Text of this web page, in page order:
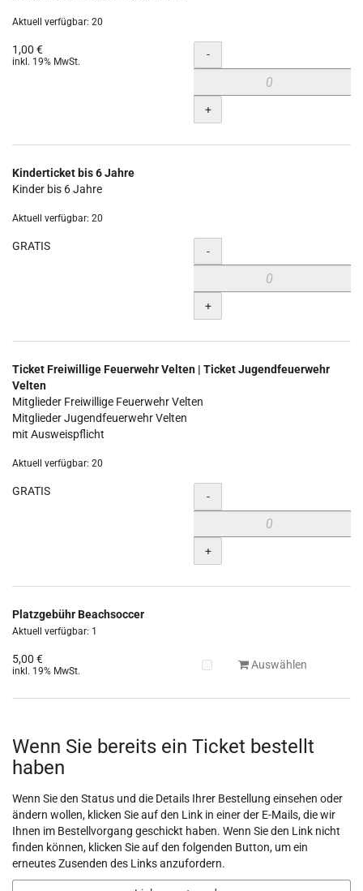
Aktuell verfügbar: 20
1,00 €
inkl. 19% MwSt. Menge
-
+
Kinderticket bis 6 Jahre
Kinder bis 6 Jahre
Aktuell verfügbar: 20
GRATIS Menge
-
+
Ticket Freiwillige Feuerwehr Velten | Ticket Jugendfeuerwehr
Velten
Mitglieder Freiwillige Feuerwehr Velten
Mitglieder Jugendfeuerwehr Velten
mit Ausweispflicht
Aktuell verfügbar: 20
GRATIS Menge
-
+
Platzgebühr Beachsoccer
Aktuell verfügbar: 1
5,00 €
inkl. 19% MwSt.
Auswählen
Wenn Sie bereits ein Ticket bestellt
haben
Wenn Sie den Status und die Details Ihrer Bestellung einsehen oder
ändern wollen, klicken Sie auf den Link in einer der E-Mails, die wir
Ihnen im Bestellvorgang geschickt haben. Wenn Sie den Link nicht
finden können, klicken Sie auf den folgenden Button, um ein
erneutes Zusenden des Links anzufordern.